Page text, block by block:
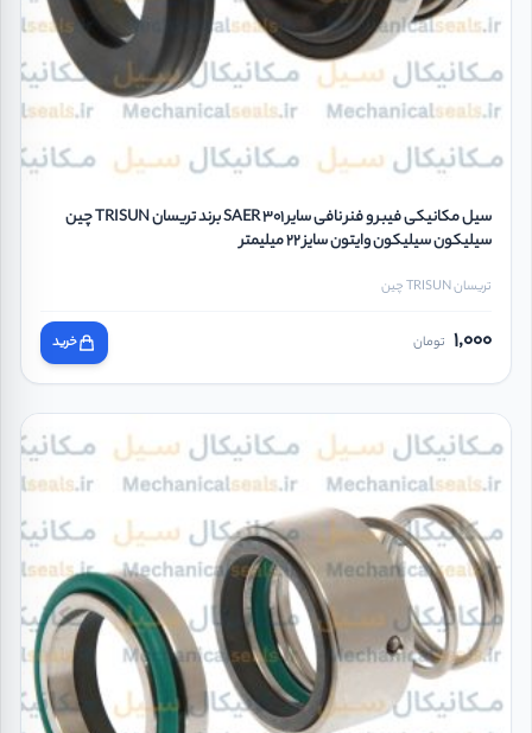
سیل مکانیکی فیبر و فنر نافی سایر SAER 301 برند تریسان TRISUN چین
سیلیکون سیلیکون وایتون سایز 22 میلیمتر
تریسان TRISUN چین
1,000 تومان خرید